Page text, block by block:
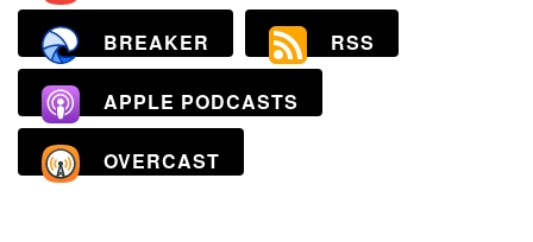
BREAKER RSS
APPLE PODCASTS
OVERCAST